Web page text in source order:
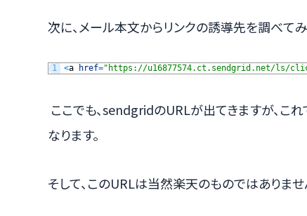
次に、メール本文からリンクの誘導先を調べてみ
1 <a href="https://u16877574.ct.sendgrid.net/ls/
ここでも、sendgridのURLが出てきますが、こ
なります。
そして、このURLは当然楽天のものではありませ